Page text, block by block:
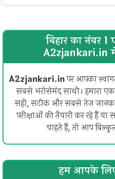
बिहार का नंबर
A2zjankari.in
A2zjankari.inपर आपका
सबसे भरोसेमंद साथी। हमारा
सही, सटीक और सबसे तेज़
परीक्षाओं की तैयारी कर रहे हैं
चाहते हैं, तो आप
हम आपके